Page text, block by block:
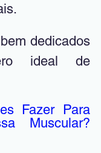
dedicados
ideal de
Fazer Para
Muscular?